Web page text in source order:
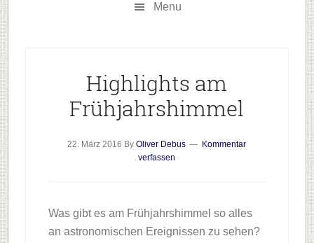
Menu
Highlights am
Frühjahrshimmel
22. März 2016 ByOliver Debus
Kommentar
verfassen
Was gibt es am Frühjahrshimmel so alles
an astronomischen Ereignissen zu sehen?